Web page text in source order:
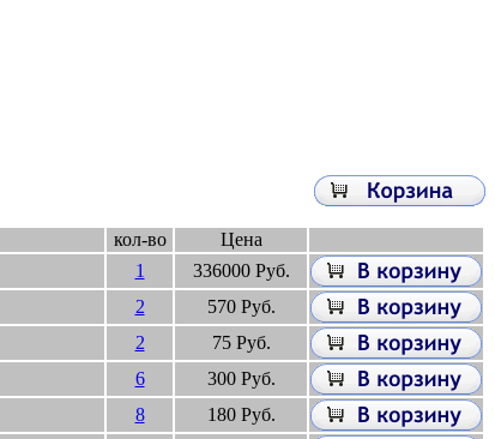
кол-во
Цена
1
336000 Руб.
2
570 Руб.
2
75 Руб.
6
300 Руб.
8
180 Руб.